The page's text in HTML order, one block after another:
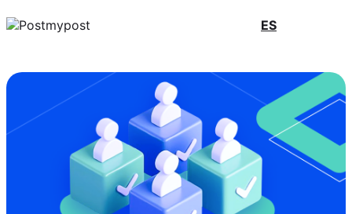
ES